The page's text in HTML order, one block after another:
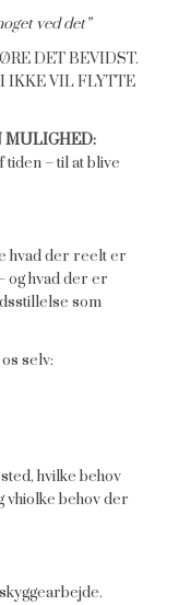
ved det”
DET BEVIDST.
IKKE VIL FLYTTE
MULIGHED:
tiden – til at blive
hvad der reelt er
og hvad der er
som
selv:
hvilke behov
vhiolke behov der